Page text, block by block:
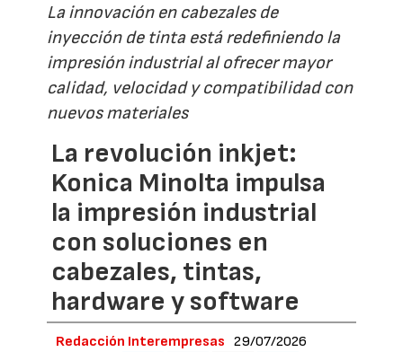
La innovación en cabezales de
inyección de tinta está redefiniendo la
impresión industrial al ofrecer mayor
calidad, velocidad y compatibilidad con
nuevos materiales
La revolución inkjet:
Konica Minolta impulsa
la impresión industrial
con soluciones en
cabezales, tintas,
hardware y software
Redacción Interempresas 29/07/2026